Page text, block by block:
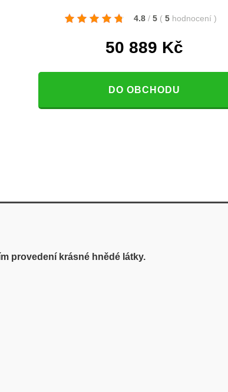
4.8 / 5 ( 5 hodnocení )
50 889 Kč
DO OBCHODU
provedení krásné hnědé látky.